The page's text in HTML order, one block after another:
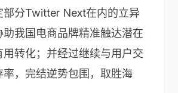
部分Twitter Next在内的立异
我国电商品牌精准触达潜在
用转化；并经过继续与用户交
率，完结逆势包围，取胜海